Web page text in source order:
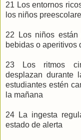
21 Los entornos
los niños
22 Los niños están
bebidas o aperitivos
23 Los ritmos
desplazan durante
estudiantes estén
la mañana
24 La ingesta
estado de alerta